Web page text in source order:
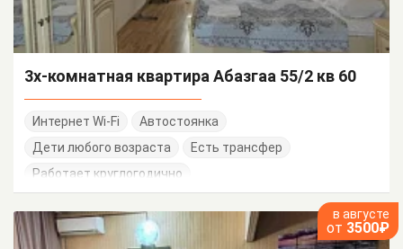
3х-комнатная квартира Абазгаа 55/2 кв 60
Интернет Wi-Fi
Автостоянка
Дети любого возраста
Есть трансфер
Работает круглогодично
в августе
от 3500₽